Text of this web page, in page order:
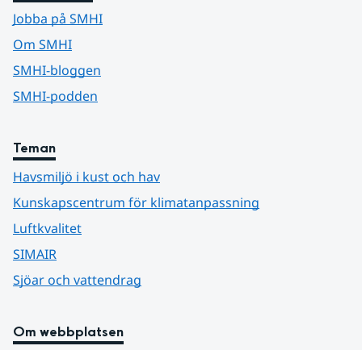
Jobba på SMHI
Om SMHI
SMHI-bloggen
SMHI-podden
Teman
Havsmiljö i kust och hav
Kunskapscentrum för klimatanpassning
Luftkvalitet
SIMAIR
Sjöar och vattendrag
Om webbplatsen